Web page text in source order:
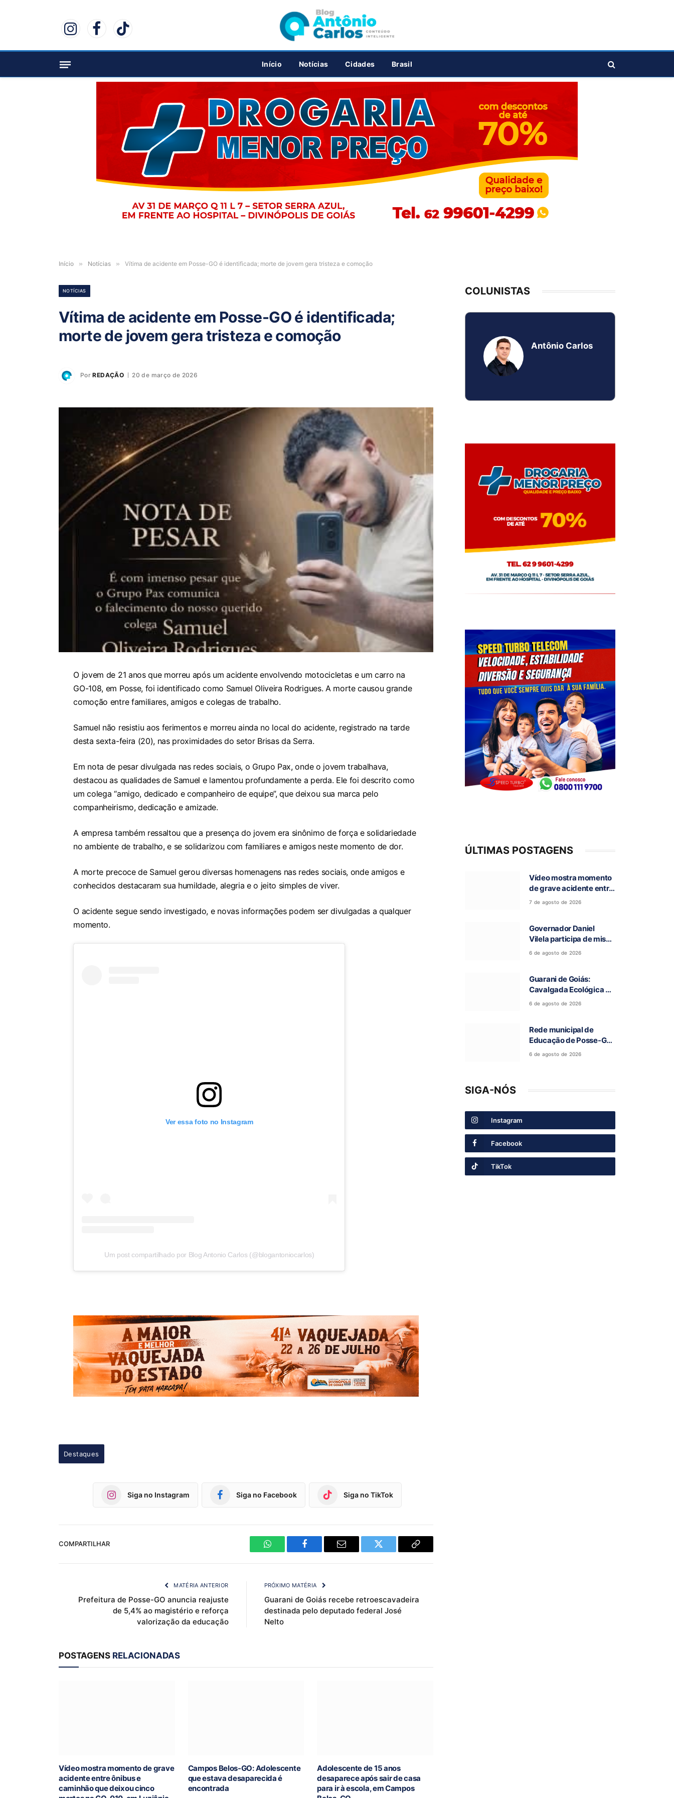
InstagramFacebookTikTok
Início Notícias Cidades Brasil
PUBLICIDADE
Início » Notícias » Vítima de acidente em Posse-GO é identificada; morte de jovem gera tristeza e comoção
NOTÍCIAS
Vítima de acidente em Posse-GO é identificada;
morte de jovem gera tristeza e comoção
Por REDAÇÃO 20 de março de 2026
O jovem de 21 anos que morreu após um acidente envolvendo motocicletas e um carro na
GO-108, em Posse, foi identificado como Samuel Oliveira Rodrigues. A morte causou grande
comoção entre familiares, amigos e colegas de trabalho.
Samuel não resistiu aos ferimentos e morreu ainda no local do acidente, registrado na tarde
desta sexta-feira (20), nas proximidades do setor Brisas da Serra.
Em nota de pesar divulgada nas redes sociais, o Grupo Pax, onde o jovem trabalhava,
destacou as qualidades de Samuel e lamentou profundamente a perda. Ele foi descrito como
um colega “amigo, dedicado e companheiro de equipe”, que deixou sua marca pelo
companheirismo, dedicação e amizade.
A empresa também ressaltou que a presença do jovem era sinônimo de força e solidariedade
no ambiente de trabalho, e se solidarizou com familiares e amigos neste momento de dor.
A morte precoce de Samuel gerou diversas homenagens nas redes sociais, onde amigos e
conhecidos destacaram sua humildade, alegria e o jeito simples de viver.
O acidente segue sendo investigado, e novas informações podem ser divulgadas a qualquer
momento.
Ver essa foto no Instagram
Um post compartilhado por Blog Antonio Carlos (@blogantoniocarlos)
Destaques
Siga no Instagram Siga no Facebook Siga no TikTok
COMPARTILHAR
WhatsAppFacebook Email Twitter
Copy
MATÉRIA ANTERIOR
Prefeitura de Posse-GO anuncia reajuste
de 5,4% ao magistério e reforça
valorização da educação
PRÓXIMO MATÉRIA
Guarani de Goiás recebe retroescavadeira
destinada pelo deputado federal José
Nelto
POSTAGENS RELACIONADAS
Vídeo mostra momento de grave
acidente entre ônibus e
caminhão que deixou cinco
Campos Belos-GO: Adolescente
que estava desaparecida é
encontrada
Adolescente de 15 anos
desaparece após sair de casa
para ir à escola, em Campos
COLUNISTAS
Antônio Carlos
ÚLTIMAS POSTAGENS
Vídeo mostra momento
de grave acidente entre
ônibus e caminhão que
7 de agosto de 2026
Governador Daniel
Vilela participa de missa
e visita caverna durante
Ronca
6 de agosto de 2026
Guarani de Goiás:
Cavalgada Ecológica da
Fé reúne grande público
6 de agosto de 2026
Rede municipal de
Educação de Posse-GO
atinge resultado
6 de agosto de 2026
SIGA-NÓS
Instagram
Facebook
TikTok